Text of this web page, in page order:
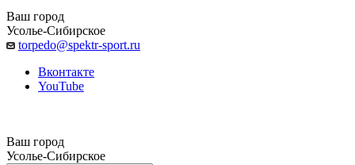
Ваш город
Усолье-Сибирское
torpedo@spektr-sport.ru
Вконтакте
YouTube
Ваш город
Усолье-Сибирское